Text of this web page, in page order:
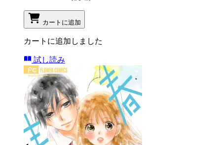
カートに追加
カートに追加しました
試し読み